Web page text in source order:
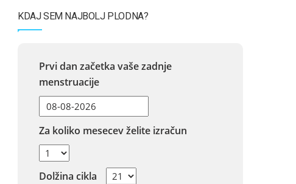
KDAJ SEM NAJBOLJ PLODNA?
Prvi dan začetka vaše zadnje
menstruacije
Za koliko mesecev želite izračun
Dolžina cikla